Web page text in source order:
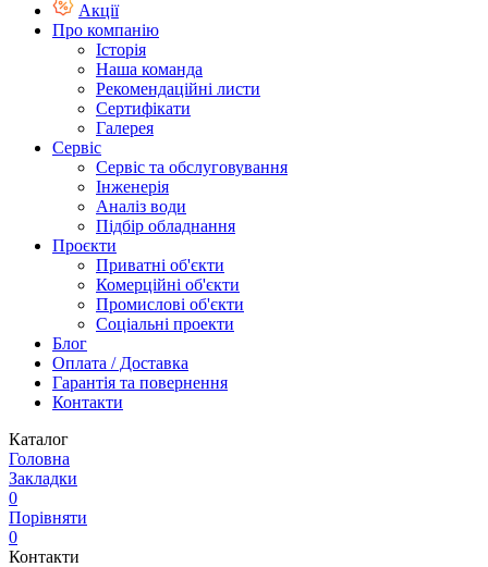
Акції
Про компанію
Історія
Наша команда
Рекомендаційні листи
Сертифікати
Галерея
Сервіс
Сервіс та обслуговування
Інженерія
Аналіз води
Підбір обладнання
Проєкти
Приватні об'єкти
Комерційні об'єкти
Промислові об'єкти
Соціальні проекти
Блог
Оплата / Доставка
Гарантія та повернення
Контакти
Каталог
Головна
Закладки
0
Порівняти
0
Контакти